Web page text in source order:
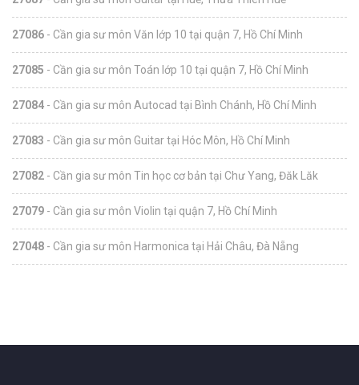
27086 - Cần gia sư môn Văn lớp 10 tại quận 7, Hồ Chí Minh
27085 - Cần gia sư môn Toán lớp 10 tại quận 7, Hồ Chí Minh
27084 - Cần gia sư môn Autocad tại Bình Chánh, Hồ Chí Minh
27083 - Cần gia sư môn Guitar tại Hóc Môn, Hồ Chí Minh
27082 - Cần gia sư môn Tin học cơ bản tại Chư Yang, Đăk Lăk
27079 - Cần gia sư môn Violin tại quận 7, Hồ Chí Minh
27048 - Cần gia sư môn Harmonica tại Hải Châu, Đà Nẵng